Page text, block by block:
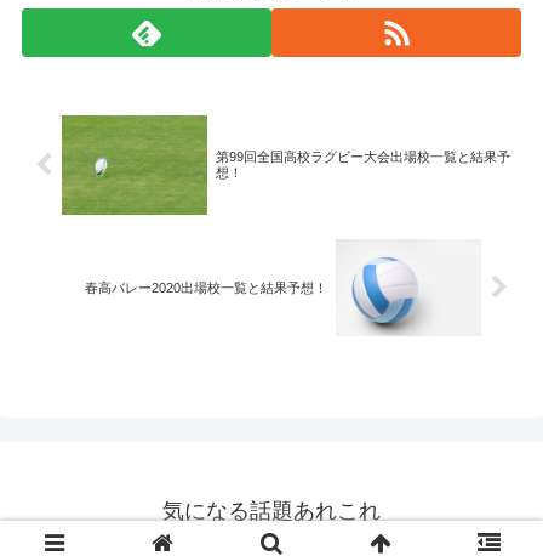
第99回全国高校ラグビー大会出場校一覧と結果予
想！
春高バレー2020出場校一覧と結果予想！
気になる話題あれこれ
Copyright © 2015-2026 気になる話題あれこれ All Rights Reserved.